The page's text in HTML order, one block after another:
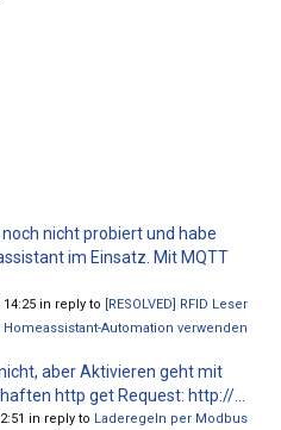
noch nicht probiert und habe
im Einsatz. Mit MQTT
in reply to [RESOLVED] RFID Leser
Homeassistant-Automation verwenden
aber Aktivieren geht mit
http get Request: http://...
in reply to Laderegeln per Modbus